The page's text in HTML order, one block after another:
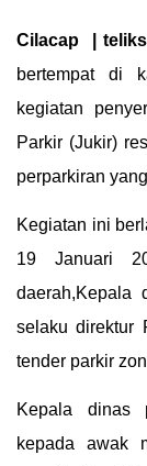
Cilacap |
bertempat di
kegiatan
Parkir (Jukir)
perparkiran
Kegiatan ini
19 Januari
daerah,Kepala
selaku direktur
tender parkir
Kepala dinas
kepada awak